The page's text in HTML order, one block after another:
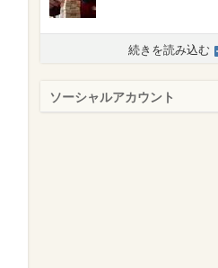
続きを読み込む
ソーシャルアカウント